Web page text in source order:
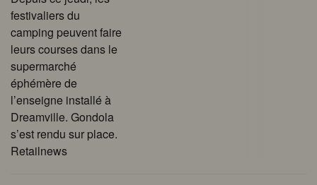
festivaliers du
camping peuvent faire
leurs courses dans le
supermarché
éphémère de
l’enseigne installé à
Dreamville. Gondola
s’est rendu sur place.
Retailnews